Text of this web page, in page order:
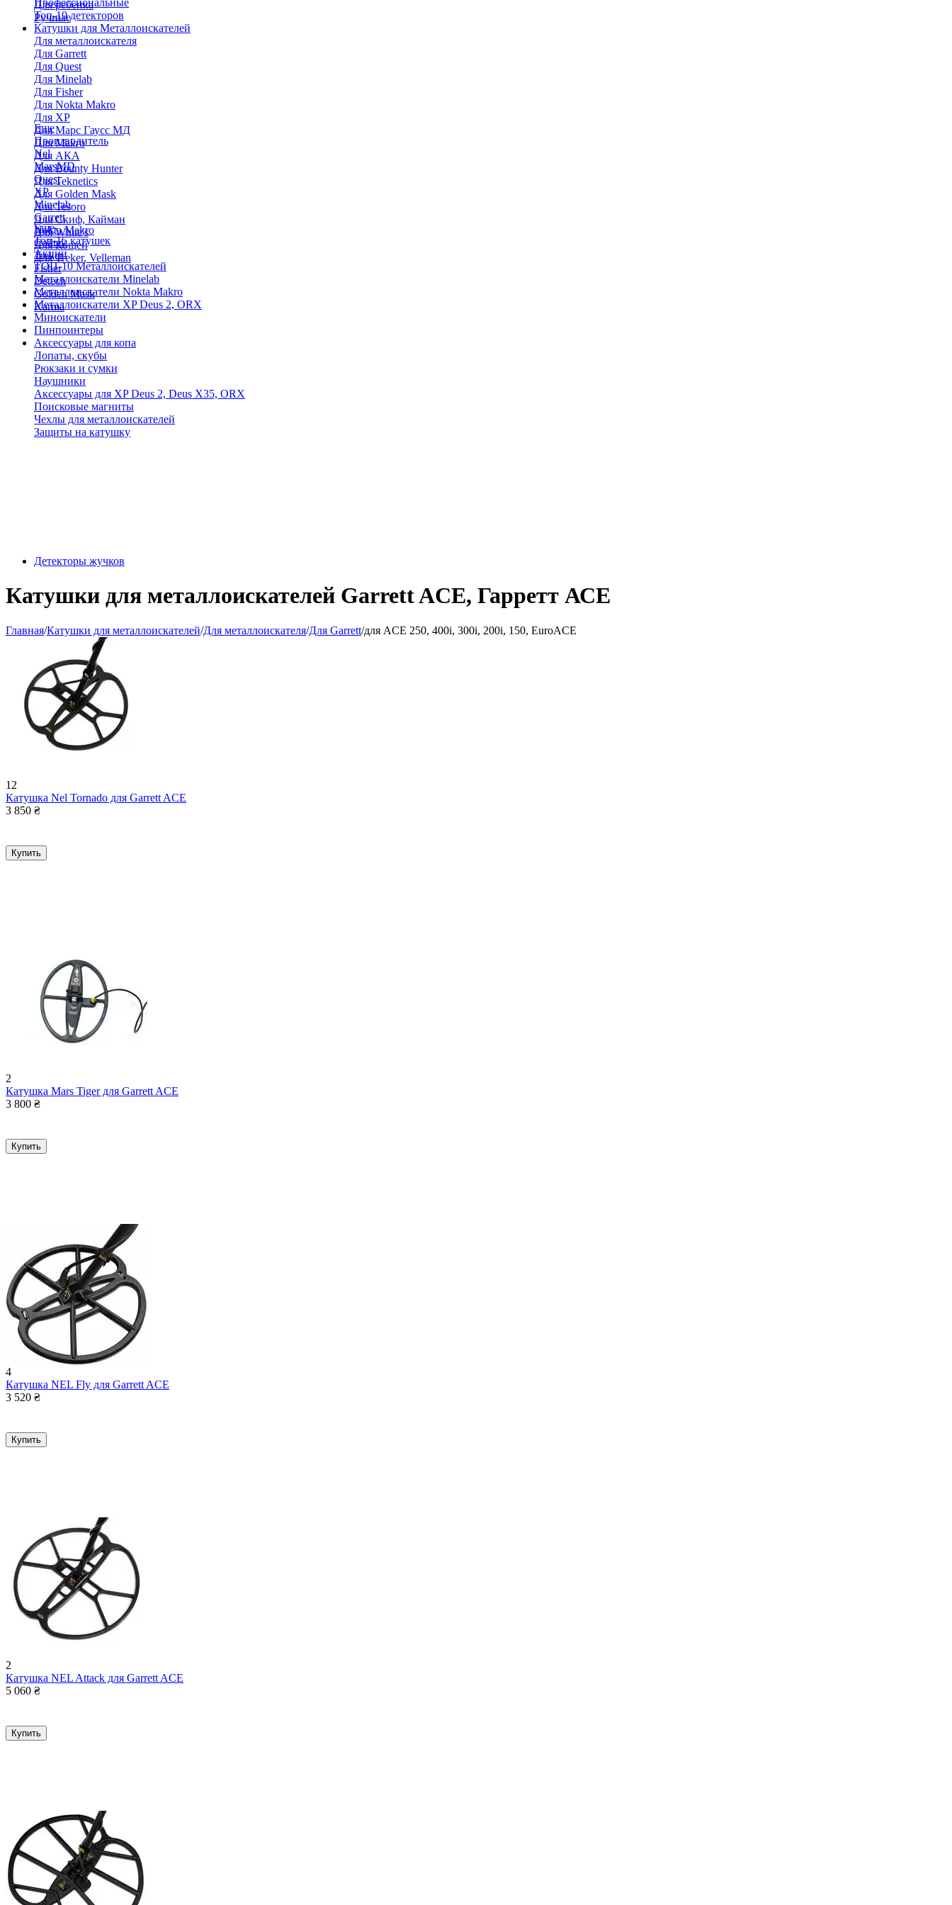
Для ребенка
Ручные
Профессиональные
Топ-10 детекторов
Катушки для Металлоискателей
Для металлоискателя
Для Garrett
Для Quest
Для Minelab
Для Fisher
Для Nokta Makro
Для XP
Для Марс Гаусс МД
Для Makro
Для АКА
Для Bounty Hunter
Для Teknetics
Для Golden Mask
Для Tesoro
Для Скиф, Кайман
Для White's
Для Кощей
Для Treker, Velleman
Еще
Производитель
Nel
MarsMD
Quest
XP
Minelab
Garrett
Nokta Makro
Coiltek
Treker
Fisher
Detech
Golden Mask
Karma
Еще
Топ-15 катушек
Акции
ТОП-10 Металлоискателей
Металлоискатели Minelab
Металлоискатели Nokta Makro
Металлоискатели XP Deus 2, ORX
Миноискатели
Пинпоинтеры
Аксессуары для копа
Лопаты, скубы
Рюкзаки и сумки
Наушники
Аксессуары для XP Deus 2, Deus X35, ORX
Поисковые магниты
Чехлы для металлоискателей
Защиты на катушку
Детекторы жучков
Катушки для металлоискателей Garrett ACE, Гарретт АСЕ
Главная/Катушки для металлоискателей/Для металлоискателя/Для Garrett/для ACE 250, 400i, 300i, 200i, 150, EuroACE
12
Катушка Nel Tornado для Garrett ACE
3 850 ₴
Купить
2
Катушка Mars Tiger для Garrett ACE
3 800 ₴
Купить
4
Катушка NEL Fly для Garrett ACE
3 520 ₴
Купить
2
Катушка NEL Attack для Garrett ACE
5 060 ₴
Купить